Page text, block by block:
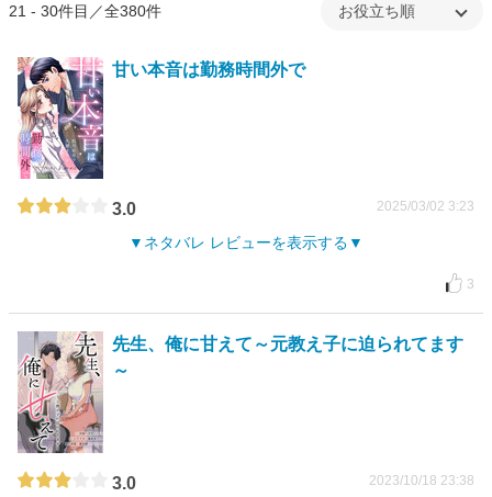
21 - 30件目／全380件
甘い本音は勤務時間外で
3.0 2025/03/02 3:23
ネタバレ レビューを表示する
3
先生、俺に甘えて～元教え子に迫られてます
～
3.0 2023/10/18 23:38